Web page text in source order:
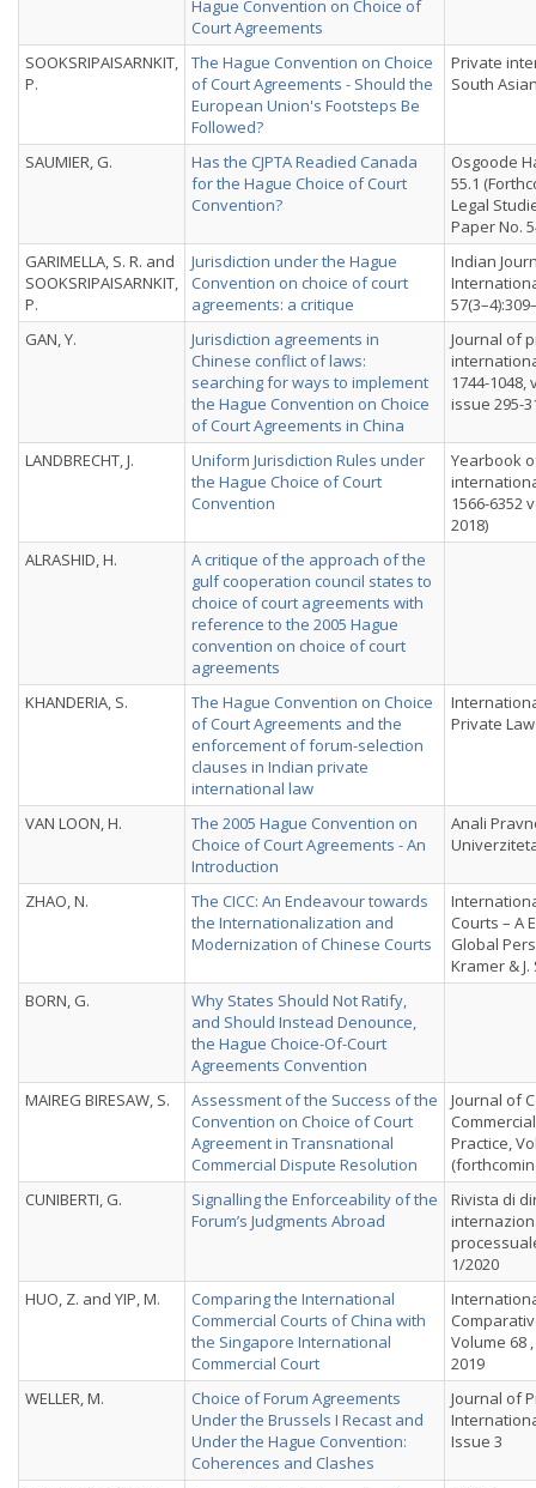
Hague Convention on Choice of
Court Agreements
SOOKSRIPAISARNKIT,
P.
The Hague Convention on Choice
of Court Agreements - Should the
European Union's Footsteps Be
Followed?
Private
South
SAUMIER, G.
Has the CJPTA Readied Canada
for the Hague Choice of Court
Convention?
Osgoode
55.1
Legal
Paper No.
GARIMELLA, S. R. and
SOOKSRIPAISARNKIT,
P.
Jurisdiction under the Hague
Convention on choice of court
agreements: a critique
Indian
GAN, Y.
Jurisdiction agreements in
Chinese conflict of laws:
searching for ways to implement
the Hague Convention on Choice
of Court Agreements in China
Journal of
1744-1048,
issue 295-
LANDBRECHT, J.
Uniform Jurisdiction Rules under
the Hague Choice of Court
Convention
Yearbook
1566-6352
2018)
ALRASHID, H.
A critique of the approach of the
gulf cooperation council states to
choice of court agreements with
reference to the 2005 Hague
convention on choice of court
agreements
KHANDERIA, S.
The Hague Convention on Choice
of Court Agreements and the
enforcement of forum-selection
clauses in Indian private
international law
Private Law
VAN LOON, H.
The 2005 Hague Convention on
Choice of Court Agreements - An
Introduction
Anali
ZHAO, N.
The CICC: An Endeavour towards
the Internationalization and
Modernization of Chinese Courts
Courts – A
Global
Kramer &
BORN, G.
Why States Should Not Ratify,
and Should Instead Denounce,
the Hague Choice-Of-Court
Agreements Convention
MAIREG BIRESAW, S.
Assessment of the Success of the
Convention on Choice of Court
Agreement in Transnational
Commercial Dispute Resolution
Journal of
Practice,
CUNIBERTI, G.
Signalling the Enforceability of the
Forum’s Judgments Abroad
Rivista di
1/2020
HUO, Z. and YIP, M.
Comparing the International
Commercial Courts of China with
the Singapore International
Commercial Court
Volume 68
2019
WELLER, M.
Choice of Forum Agreements
Under the Brussels I Recast and
Under the Hague Convention:
Coherences and Clashes
Journal of
Issue 3